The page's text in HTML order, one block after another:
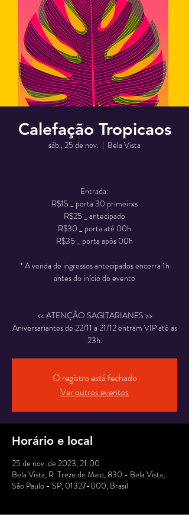
Calefação Tropicaos
sáb., 25 de nov.
  |
Bela Vista
Entrada:
R$15 _ porta 30 primeirxs
R$25 _ antecipado
R$30 _ porta até 00h
R$35 _ porta após 00h
* A venda de ingressos antecipados encerra 1h
antes do início do evento
<< ATENÇÃO SAGITARIANES >>
Aniversariantes de 22/11 a 21/12 entram VIP até as
O registro está fechado
Ver outros eventos
Horário e local
25 de nov. de 2023, 21:00
Bela Vista, R. Treze de Maio, 830 - Bela Vista,
São Paulo - SP, 01327-000, Brasil